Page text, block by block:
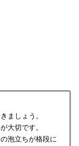
ましょう。
大切です。
泡立ちが格段に